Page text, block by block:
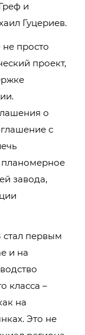
и
Гуцериев.
просто
проект,
о
с
планомерное
завода,
стал первым
и на
класса –
на
Это не